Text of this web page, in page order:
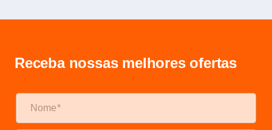
Receba nossas melhores ofertas